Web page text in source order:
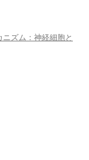
ズム：神経細胞と